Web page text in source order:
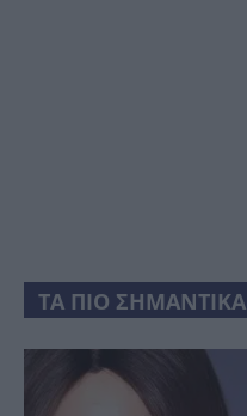
ΤΑ ΠΙΟ ΣΗΜΑΝΤΙΚΑ